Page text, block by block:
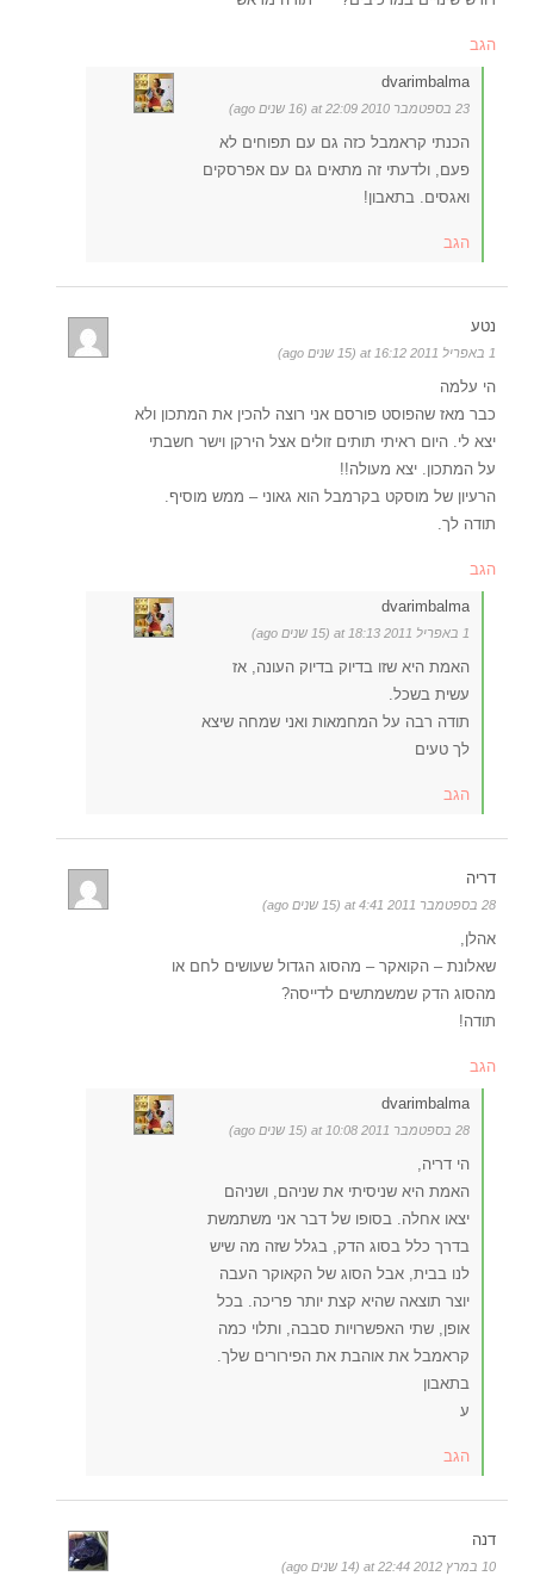
הגב
dvarimbalma
23 בספטמבר 2010 at 22:09 (16 שנים ago)
הכנתי קראמבל כזה גם עם תפוחים לא
פעם, ולדעתי זה מתאים גם עם אפרסקים
ואגסים. בתאבון!
הגב
נטע
1 באפריל 2011 at 16:12 (15 שנים ago)
הי עלמה
כבר מאז שהפוסט פורסם אני רוצה להכין את המתכון ולא
יצא לי. היום ראיתי תותים זולים אצל הירקן וישר חשבתי
על המתכון. יצא מעולה!!
הרעיון של מוסקט בקרמבל הוא גאוני – ממש מוסיף.
תודה לך.
הגב
dvarimbalma
1 באפריל 2011 at 18:13 (15 שנים ago)
האמת היא שזו בדיוק בדיוק העונה, אז
עשית בשכל.
תודה רבה על המחמאות ואני שמחה שיצא
לך טעים
הגב
דריה
28 בספטמבר 2011 at 4:41 (15 שנים ago)
אהלן,
שאלונת – הקואקר – מהסוג הגדול שעושים לחם או
מהסוג הדק שמשמתשים לדייסה?
תודה!
הגב
dvarimbalma
28 בספטמבר 2011 at 10:08 (15 שנים ago)
הי דריה,
האמת היא שניסיתי את שניהם, ושניהם
יצאו אחלה. בסופו של דבר אני משתמשת
בדרך כלל בסוג הדק, בגלל שזה מה שיש
לנו בבית, אבל הסוג של הקאוקר העבה
יוצר תוצאה שהיא קצת יותר פריכה. בכל
אופן, שתי האפשרויות סבבה, ותלוי כמה
קראמבל את אוהבת את הפירורים שלך.
בתאבון
ע
הגב
דנה
10 במרץ 2012 at 22:44 (14 שנים ago)